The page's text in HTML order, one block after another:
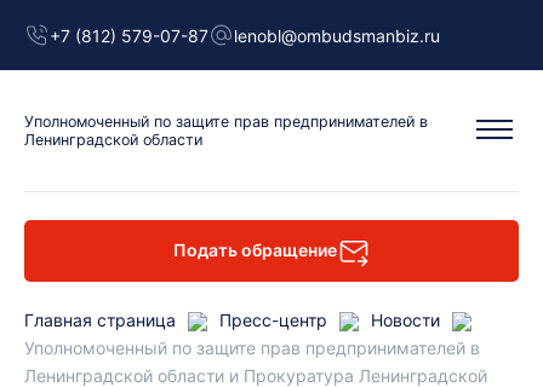
+7 (812) 579-07-87 lenobl@ombudsmanbiz.ru
Уполномоченный по защите прав предпринимателей в
Ленинградской области
Подать обращение
Главная страница Пресс-центр
Новости
Уполномоченный по защите прав предпринимателей в
Ленинградской области и Прокуратура Ленинградской